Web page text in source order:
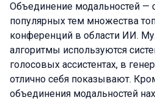
Объединение модальностей —
популярных тем множества
конференций в области ИИ.
алгоритмы используются
голосовых ассистентах, в
отлично себя показывают.
объединения модальностей